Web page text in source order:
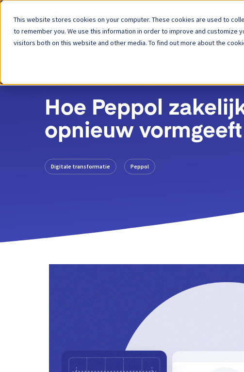
This website stores cookies on your computer. These cookies are used to
to remember you. We use this information in order to improve and customize
visitors both on this website and other media. To find out more about the
Platform
TERUG BLOGBERICHT 18 MAART 2024
Hoe Peppol
opnieuw vormgeeft
Digitale transformatie Peppol